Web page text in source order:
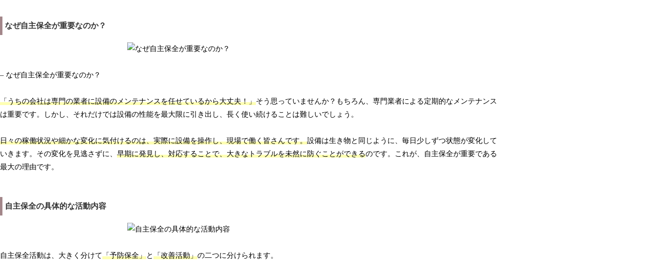
なぜ自主保全が重要なのか？
– なぜ自主保全が重要なのか？
「うちの会社は専門の業者に設備のメンテナンスを任せているから大丈夫！」そう思っていませんか？もちろん、専門業者による定期的なメンテナンス
は重要です。しかし、それだけでは設備の性能を最大限に引き出し、長く使い続けることは難しいでしょう。
日々の稼働状況や細かな変化に気付けるのは、実際に設備を操作し、現場で働く皆さんです。設備は生き物と同じように、毎日少しずつ状態が変化して
いきます。その変化を見逃さずに、 早期に発見し、対応することで、大きなトラブルを未然に防ぐことができるのです。これが、自主保全が重要である
最大の理由です。
自主保全の具体的な活動内容
自主保全活動は、大きく分けて「予防保全」と「改善活動」の二つに分けられます。